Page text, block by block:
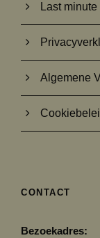
Last
Algemene
CONTACT
Bezoekadres: